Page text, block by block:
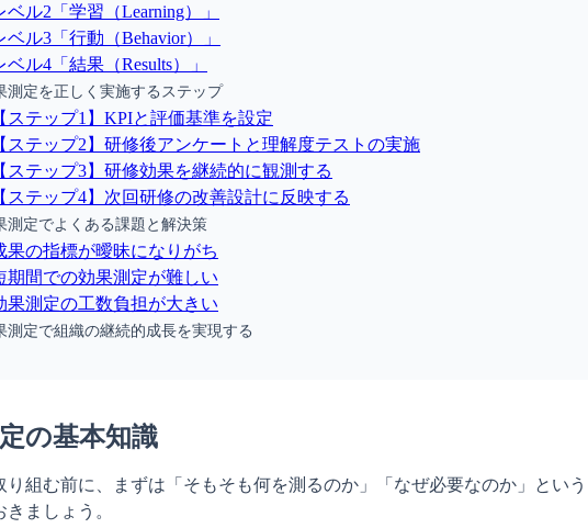
ベル2「学習（Learning）」
ベル3「行動（Behavior）」
ベル4「結果（Results）」
測定を正しく実施するステップ
【ステップ1】KPIと評価基準を設定
【ステップ2】研修後アンケートと理解度テストの実施
【ステップ3】研修効果を継続的に観測する
【ステップ4】次回研修の改善設計に反映する
測定でよくある課題と解決策
果の指標が曖昧になりがち
期間での効果測定が難しい
果測定の工数負担が大きい
測定で組織の継続的成長を実現する
の基本知識
り組む前に、まずは「そもそも何を測るのか」「なぜ必要なのか」という
ましょう。